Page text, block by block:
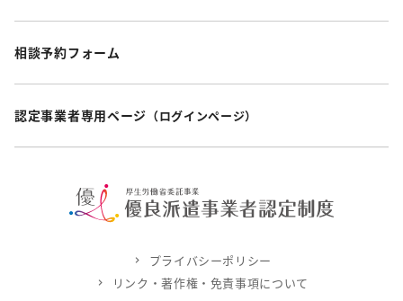
相談予約フォーム
認定事業者専用ページ （ログインページ）
プライバシーポリシー
リンク・著作権・免責事項について